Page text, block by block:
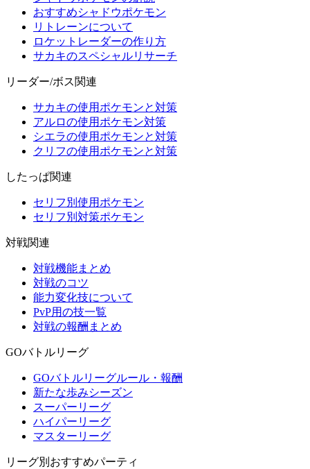
おすすめシャドウポケモン
リトレーンについて
ロケットレーダーの作り方
サカキのスペシャルリサーチ
リーダー/ボス関連
サカキの使用ポケモンと対策
アルロの使用ポケモン対策
シエラの使用ポケモンと対策
クリフの使用ポケモンと対策
したっぱ関連
セリフ別使用ポケモン
セリフ別対策ポケモン
対戦関連
対戦機能まとめ
対戦のコツ
能力変化技について
PvP用の技一覧
対戦の報酬まとめ
GOバトルリーグ
GOバトルリーグルール・報酬
新たな歩みシーズン
スーパーリーグ
ハイパーリーグ
マスターリーグ
リーグ別おすすめパーティ